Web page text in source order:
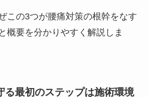
この3つが腰痛対策の根幹をなす
概要を分かりやすく解説しま
る最初のステップは施術環境